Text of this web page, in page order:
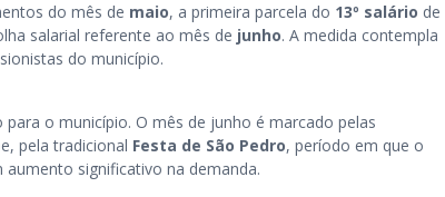
do mês de maio, a primeira parcela do 13º salário de
salarial referente ao mês de junho. A medida contempla
do município.
o município. O mês de junho é marcado pelas
pela tradicional Festa de São Pedro, período em que o
significativo na demanda.